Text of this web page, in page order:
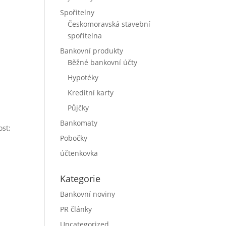
Spořitelny
Českomoravská stavební
spořitelna
Bankovní produkty
Běžné bankovní účty
Hypotéky
Kreditní karty
Půjčky
Bankomaty
Pobočky
účtenkovka
Kategorie
Bankovní noviny
PR články